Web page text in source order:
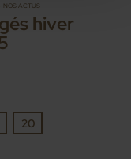
NOS ACTUS
hiver
20